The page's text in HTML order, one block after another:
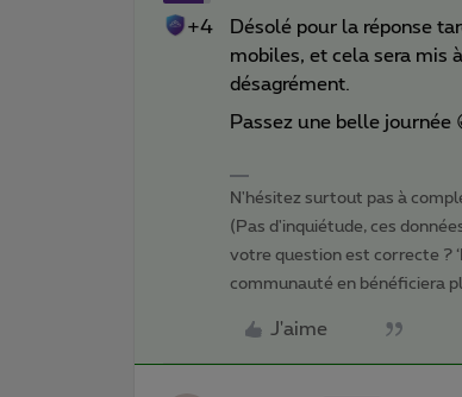
+4
Désolé pour la réponse
mobiles, et cela sera mis
désagrément.
Passez une belle journée
N'hésitez surtout pas à
(Pas d'inquiétude, ces
votre question est correcte ?
communauté en bénéficiera
J'aime